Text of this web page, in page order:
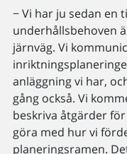
− Vi har ju sedan en
underhållsbehoven
järnväg. Vi
anläggning vi har,
gång också. Vi
beskriva åtgärder
göra med hur vi
planeringsramen.